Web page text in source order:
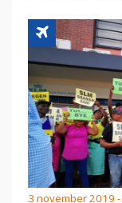
3 november 2019